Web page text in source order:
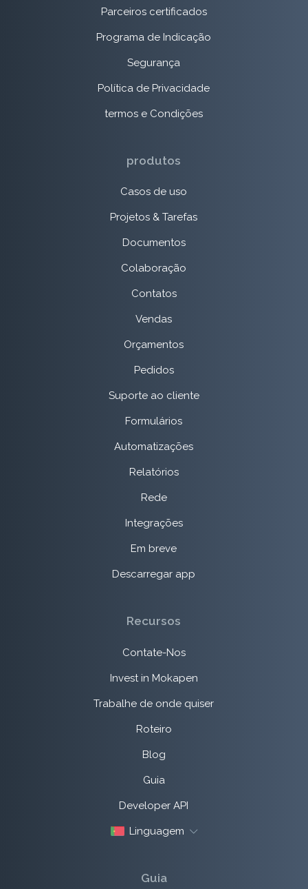
Parceiros certificados
Programa de Indicação
Segurança
Política de Privacidade
termos e Condições
produtos
Casos de uso
Projetos & Tarefas
Documentos
Colaboração
Contatos
Vendas
Orçamentos
Pedidos
Suporte ao cliente
Formulários
Automatizações
Relatórios
Rede
Integrações
Em breve
Descarregar app
Recursos
Contate-Nos
Invest in Mokapen
Trabalhe de onde quiser
Roteiro
Blog
Guia
Developer API
Linguagem
Guia